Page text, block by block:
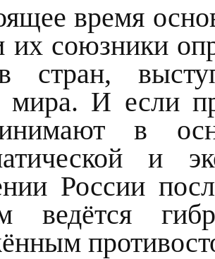
время
союзники
стран,
мира. И если
в
и
России
ведётся